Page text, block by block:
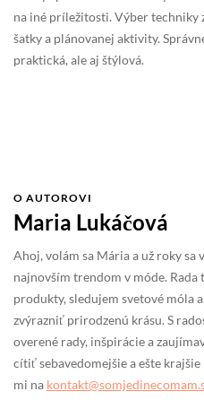
na iné príležitosti. Výber techniky
šatky a plánovanej aktivity.
praktická, ale aj štýlová.
O AUTOROVI
Maria Lukáčová
Ahoj, volám sa Mária a už roky sa
najnovším trendom v móde.
produkty, sledujem svetové móla
zvýrazniť prirodzenú krásu. S
overené rady, inšpirácie a
cítiť sebavedomejšie a ešte
mi na